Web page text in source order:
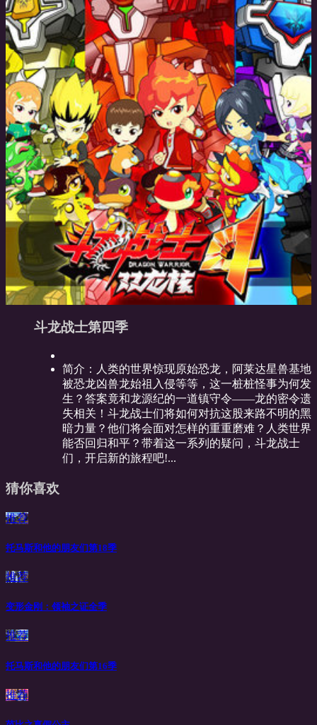
斗龙战士第四季
简介： 人类的世界惊现原始恐龙，阿莱达星兽基地
被恐龙凶兽龙始祖入侵等等，这一桩桩怪事为何发
生？答案竟和龙源纪的一道镇守令——龙的密令遗
失相关！斗龙战士们将如何对抗这股来路不明的黑
暗力量？他们将会面对怎样的重重磨难？人类世界
能否回归和平？带着这一系列的疑问，斗龙战士
们，开启新的旅程吧!...
猜你喜欢
推荐
托马斯和他的朋友们第18季
推荐
变形金刚：领袖之证全季
推荐
托马斯和他的朋友们第16季
推荐